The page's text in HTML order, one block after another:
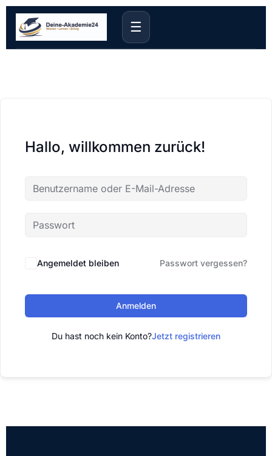
☰
Hallo, willkommen zurück!
Angemeldet bleiben Passwort vergessen?
Anmelden
Du hast noch kein Konto?Jetzt registrieren